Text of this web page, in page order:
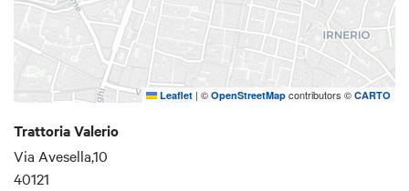
Leaflet | © OpenStreetMap contributors © CARTO
Trattoria Valerio
Via Avesella,10
40121